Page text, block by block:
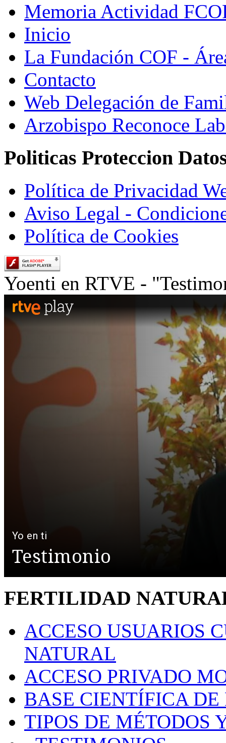
Memoria Actividad
Inicio
La Fundación COF -
Contacto
Web Delegación de
Arzobispo Reconoce
Politicas Proteccion
Política de Privacidad
Aviso Legal -
Política de Cookies
Yoenti en RTVE -
FERTILIDAD
ACCESO USUARIOS
NATURAL
ACCESO PRIVADO
BASE CIENTÍFICA DE
TIPOS DE MÉTODOS